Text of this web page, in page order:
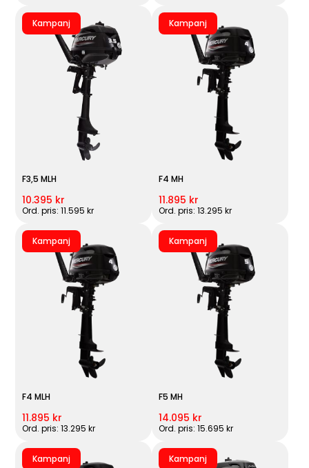
Kampanj
F3,5 MLH
10.395 kr
Ord. pris: 11.595 kr
Kampanj
F4 MH
11.895 kr
Ord. pris: 13.295 kr
Kampanj
F4 MLH
11.895 kr
Ord. pris: 13.295 kr
Kampanj
F5 MH
14.095 kr
Ord. pris: 15.695 kr
Kampanj Kampanj